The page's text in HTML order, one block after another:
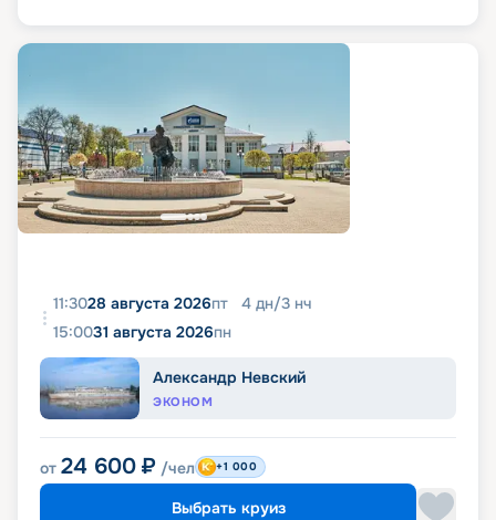
11:3028 августа 2026пт 4 дн/3 нч
15:0031 августа 2026пн
Александр Невский
ЭКОНОМ
от 24 600 ₽ /чел +1 000
Выбрать круиз